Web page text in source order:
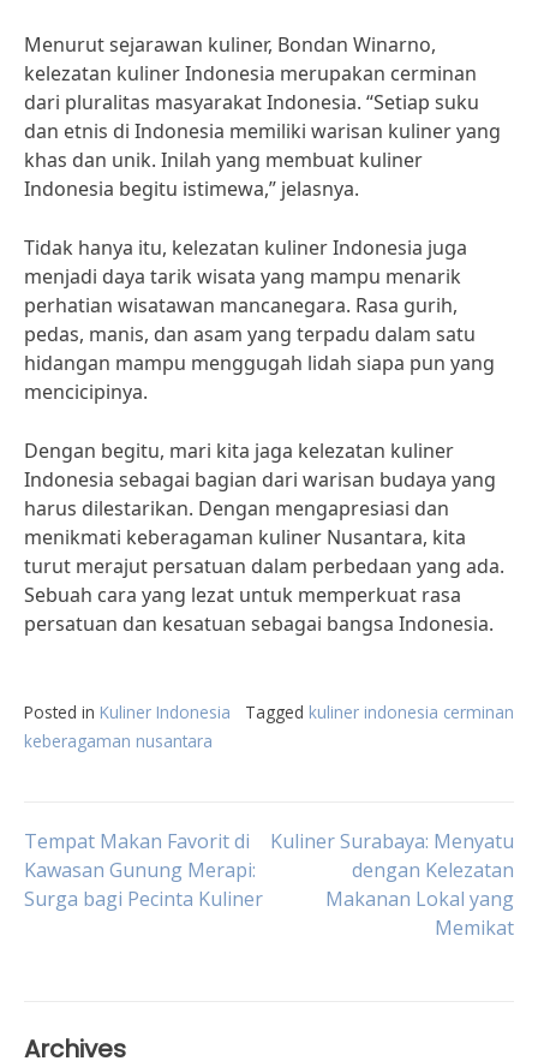
Menurut sejarawan kuliner, Bondan Winarno,
kelezatan kuliner Indonesia merupakan cerminan
dari pluralitas masyarakat Indonesia. “Setiap suku
dan etnis di Indonesia memiliki warisan kuliner yang
khas dan unik. Inilah yang membuat kuliner
Indonesia begitu istimewa,” jelasnya.
Tidak hanya itu, kelezatan kuliner Indonesia juga
menjadi daya tarik wisata yang mampu menarik
perhatian wisatawan mancanegara. Rasa gurih,
pedas, manis, dan asam yang terpadu dalam satu
hidangan mampu menggugah lidah siapa pun yang
mencicipinya.
Dengan begitu, mari kita jaga kelezatan kuliner
Indonesia sebagai bagian dari warisan budaya yang
harus dilestarikan. Dengan mengapresiasi dan
menikmati keberagaman kuliner Nusantara, kita
turut merajut persatuan dalam perbedaan yang ada.
Sebuah cara yang lezat untuk memperkuat rasa
persatuan dan kesatuan sebagai bangsa Indonesia.
Posted in Kuliner Indonesia Tagged kuliner indonesia cerminan
keberagaman nusantara
Post
navigation
Tempat Makan Favorit di
Kawasan Gunung Merapi:
Surga bagi Pecinta Kuliner
Kuliner Surabaya: Menyatu
dengan Kelezatan
Makanan Lokal yang
Memikat
Archives